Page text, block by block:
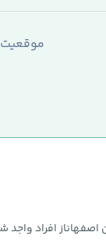
افراد واجد